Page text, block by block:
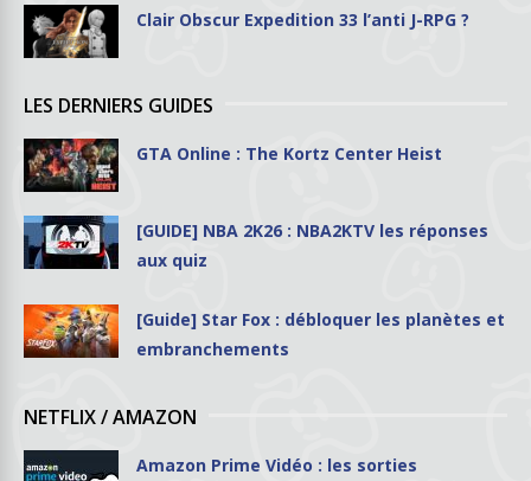
Clair Obscur Expedition 33 l’anti J-RPG ?
LES DERNIERS GUIDES
GTA Online : The Kortz Center Heist
[GUIDE] NBA 2K26 : NBA2KTV les réponses
aux quiz
[Guide] Star Fox : débloquer les planètes et
embranchements
NETFLIX / AMAZON
Amazon Prime Vidéo : les sorties